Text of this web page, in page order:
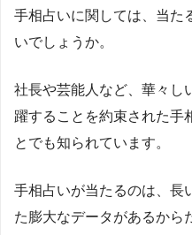
手相占いに関しては、当た
いでしょうか。
社長や芸能人など、華々し
躍することを約束された手
とでも知られています。
手相占いが当たるのは、長
た膨大なデータがあるから